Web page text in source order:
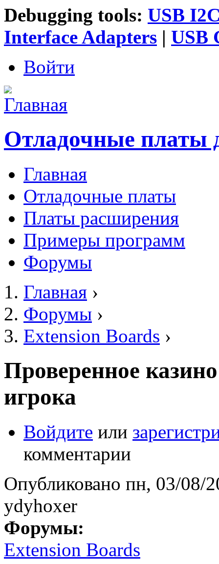
Debugging tools: USB
Interface Adapters | USB
Войти
Отладочные платы
Главное меню
Главная
Отладочные платы
Платы расширения
Примеры программ
Форумы
Вы здесь
Главная ›
Форумы ›
Extension Boards ›
Проверенное
игрока
Войдите или
комментарии
Опубликовано пн, 03/08/
ydyhoxer
Форумы:
Extension Boards